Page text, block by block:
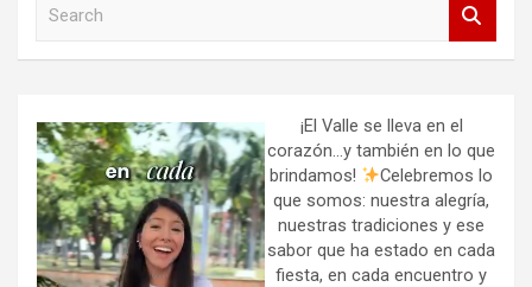
h
¡El Valle se lleva en el
corazón…y también en lo que
brindamos!
Celebremos lo
que somos: nuestra alegría,
nuestras tradiciones y ese
sabor que ha estado en cada
fiesta, en cada encuentro y